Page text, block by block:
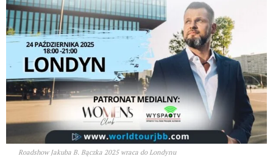
Roadshow Jakuba B. Bączka 2025 wraca do Londynu